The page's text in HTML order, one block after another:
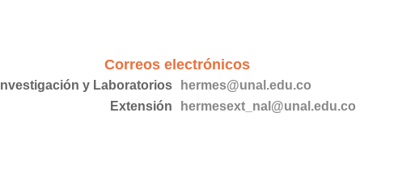
Correos electrónicos
Investigación y Laboratorios
hermes@unal.edu.co
Extensión
hermesext_nal@unal.edu.co